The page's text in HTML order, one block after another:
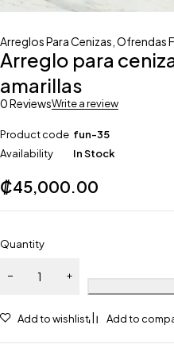
Arreglos Para Cenizas Ofrendas
Arreglo para
amarillas
0 ReviewsWrite a review
Product code fun-35
Availability
In Stock
₡45,000.00
Quantity
Add to wishlist Add to